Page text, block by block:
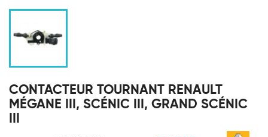
CONTACTEUR TOURNANT RENAULT
MÉGANE III, SCÉNIC III, GRAND SCÉNIC